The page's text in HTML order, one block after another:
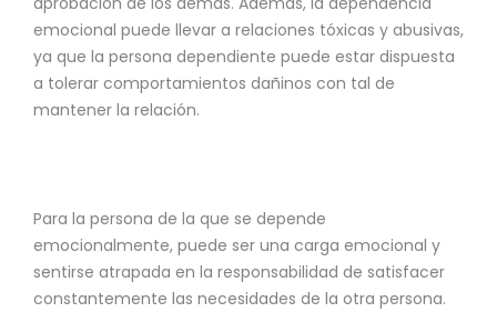
emocional puede llevar a relaciones tóxicas y abusivas,
ya que la persona dependiente puede estar dispuesta
a tolerar comportamientos dañinos con tal de
mantener la relación.
Para la persona de la que se depende
emocionalmente, puede ser una carga emocional y
sentirse atrapada en la responsabilidad de satisfacer
constantemente las necesidades de la otra persona.